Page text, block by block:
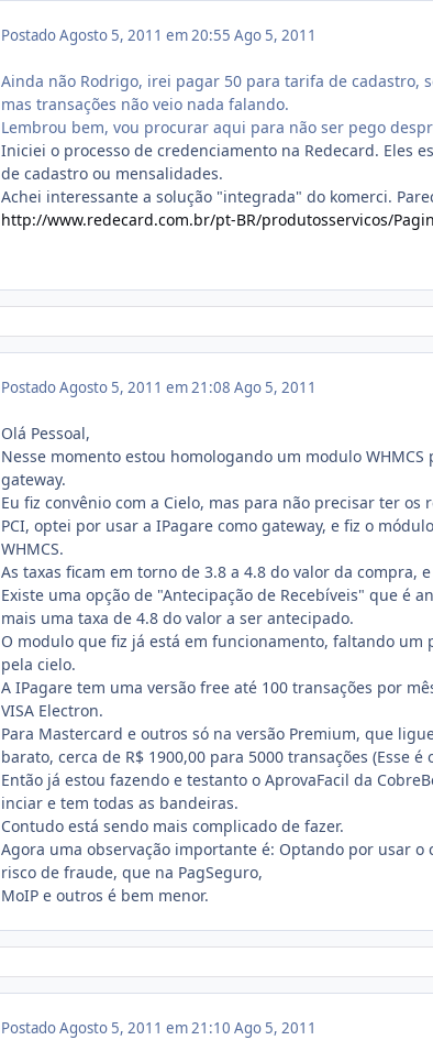
PostadoAgosto 5, 2011 em 20:55 Ago 5, 2011
Ainda não Rodrigo, irei pagar 50 para tarifa de cadastro,
mas transações não veio nada falando.
Lembrou bem, vou procurar aqui para não ser pego
Iniciei o processo de credenciamento na Redecard. Eles
de cadastro ou mensalidades.
Achei interessante a solução "integrada" do komerci.
http://www.redecard.com.br/pt-BR/produtosservicos/
PostadoAgosto 5, 2011 em 21:08 Ago 5, 2011
Olá Pessoal,
Nesse momento estou homologando um modulo
gateway.
Eu fiz convênio com a Cielo, mas para não precisar ter
PCI, optei por usar a IPagare como gateway, e fiz o módulo
WHMCS.
As taxas ficam em torno de 3.8 a 4.8 do valor da compra,
Existe uma opção de "Antecipação de Recebíveis" que é
mais uma taxa de 4.8 do valor a ser antecipado.
O modulo que fiz já está em funcionamento, faltando um
pela cielo.
A IPagare tem uma versão free até 100 transações por
VISA Electron.
Para Mastercard e outros só na versão Premium, que
barato, cerca de R$ 1900,00 para 5000 transações (Esse
Então já estou fazendo e testanto o AprovaFacil da
inciar e tem todas as bandeiras.
Contudo está sendo mais complicado de fazer.
Agora uma observação importante é: Optando por usar
risco de fraude, que na PagSeguro,
MoIP e outros é bem menor.
PostadoAgosto 5, 2011 em 21:10 Ago 5, 2011